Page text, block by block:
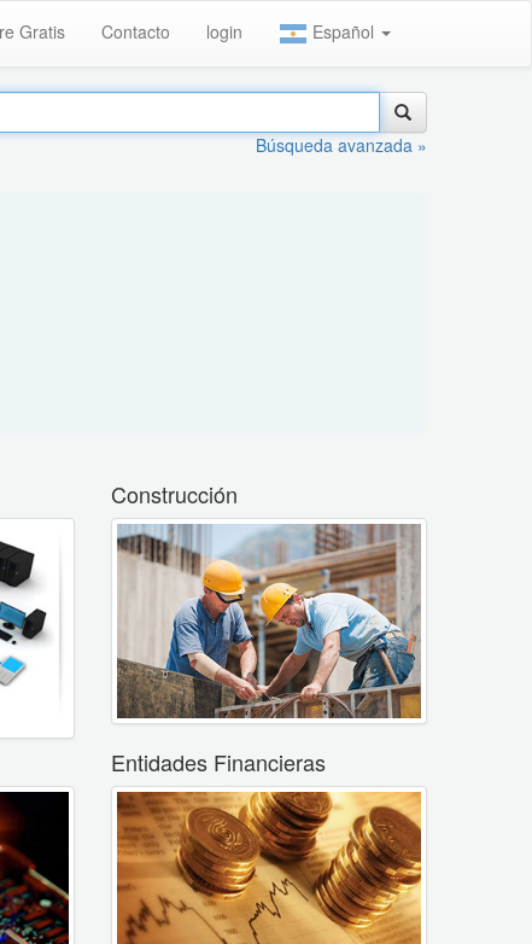
Gratis Contacto login Español
Búsqueda avanzada »
Construcción
Entidades Financieras